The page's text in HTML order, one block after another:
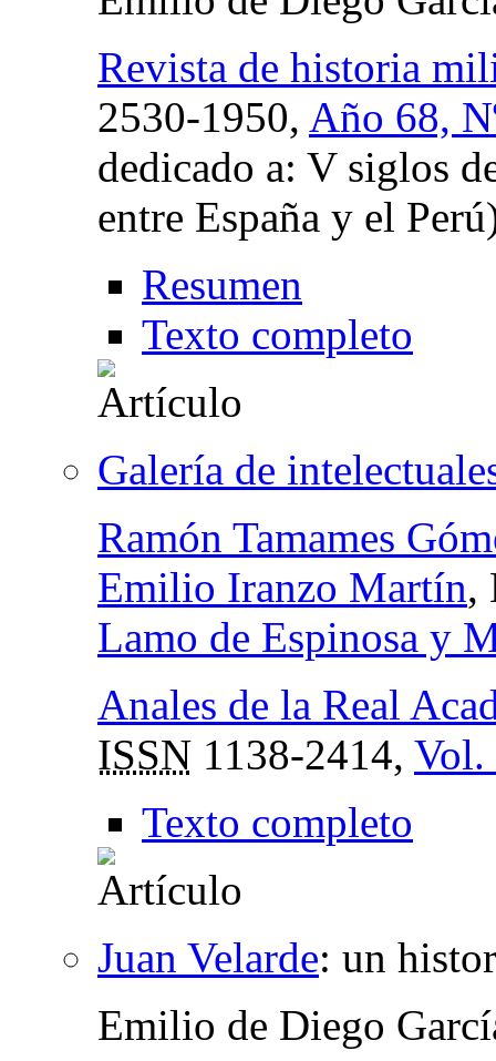
Revista de historia
2530-1950, Año 68,
dedicado a: V siglos
entre España y el
Resumen
Texto completo
Galería de
Ramón Tamames
Emilio Iranzo Martín,
Lamo de Espinosa y
Anales de la Real
ISSN 1138-2414, Vol.
Texto completo
Juan Velarde: un
Emilio de Diego